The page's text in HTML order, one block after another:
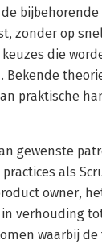
zonder op
die
praktische
gewenste
als
owner,
verhouding
waarbij